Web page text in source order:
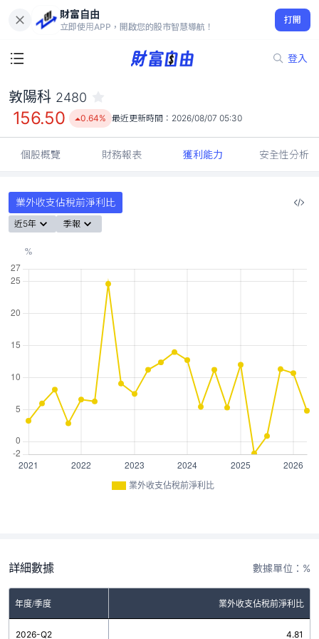
財富自由
立即使用APP，開啟您的股市智慧導航！
打開
登入
156.50
0.64%
敦陽科 2480
156.50 0.64% 最近更新時間： 2026/08/07 05:30
個股概覽 財務報表 獲利能力 安全性分析
業外收支佔稅前淨利比
近5年 季報
業外收支佔稅前淨利比
詳細數據 數據單位：%
年度/季度 業外收支佔稅前淨利比
2026-Q2 4.81